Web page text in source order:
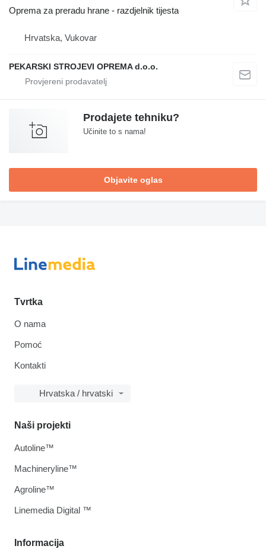
Oprema za preradu hrane - razdjelnik tijesta
Hrvatska, Vukovar
PEKARSKI STROJEVI OPREMA d.o.o.
Prodajete tehniku?
Učinite to s nama!
Objavite oglas
Tvrtka
O nama
Pomoć
Kontakti
Hrvatska / hrvatski
Informacija
Naši projekti
Autoline™
Machineryline™
Agroline™
Linemedia Digital ™